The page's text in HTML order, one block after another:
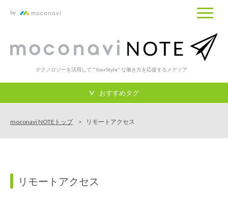
テクノロジーを活用して "YourStyle" な働き方を応援するメディア
by
おすすめタグ
moconavi NOTEトップ リモートアクセス
リモートアクセス